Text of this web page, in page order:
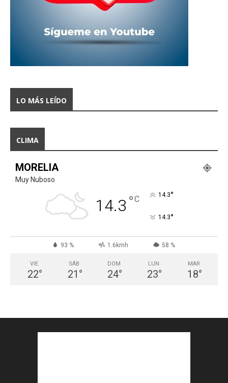
LO MÁS LEÍDO
CLIMA
MORELIA
Muy Nuboso
14.3 °C 14.3°
14.3°
93 % 1.6kmh 58 %
VIE
22°
SÁB
21 °
DOM
24°
LUN
23°
MAR
18°